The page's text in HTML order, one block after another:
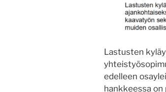
Lastusten
edelleen
hankkeessa